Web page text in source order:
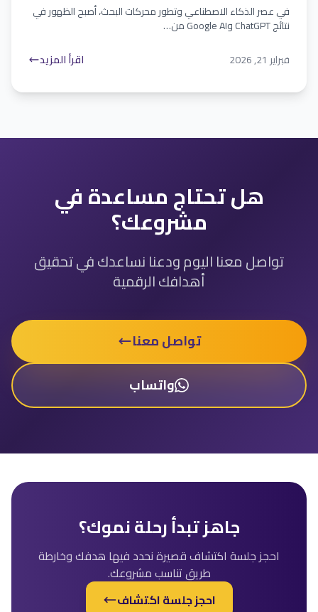
في عصر الذكاء الاصطناعي وتطور محركات البحث، أصبح الظهور في
نتائج ChatGPT وGoogle AI من…
فبراير 21, 2026
اقرأ المزيد
هل تحتاج مساعدة في
مشروعك؟
تواصل معنا اليوم ودعنا نساعدك في تحقيق
أهدافك الرقمية
تواصل معنا
واتساب
جاهز تبدأ رحلة نموك؟
احجز جلسة اكتشاف قصيرة نحدد فيها هدفك وخارطة
طريق تناسب مشروعك.
احجز جلسة اكتشاف